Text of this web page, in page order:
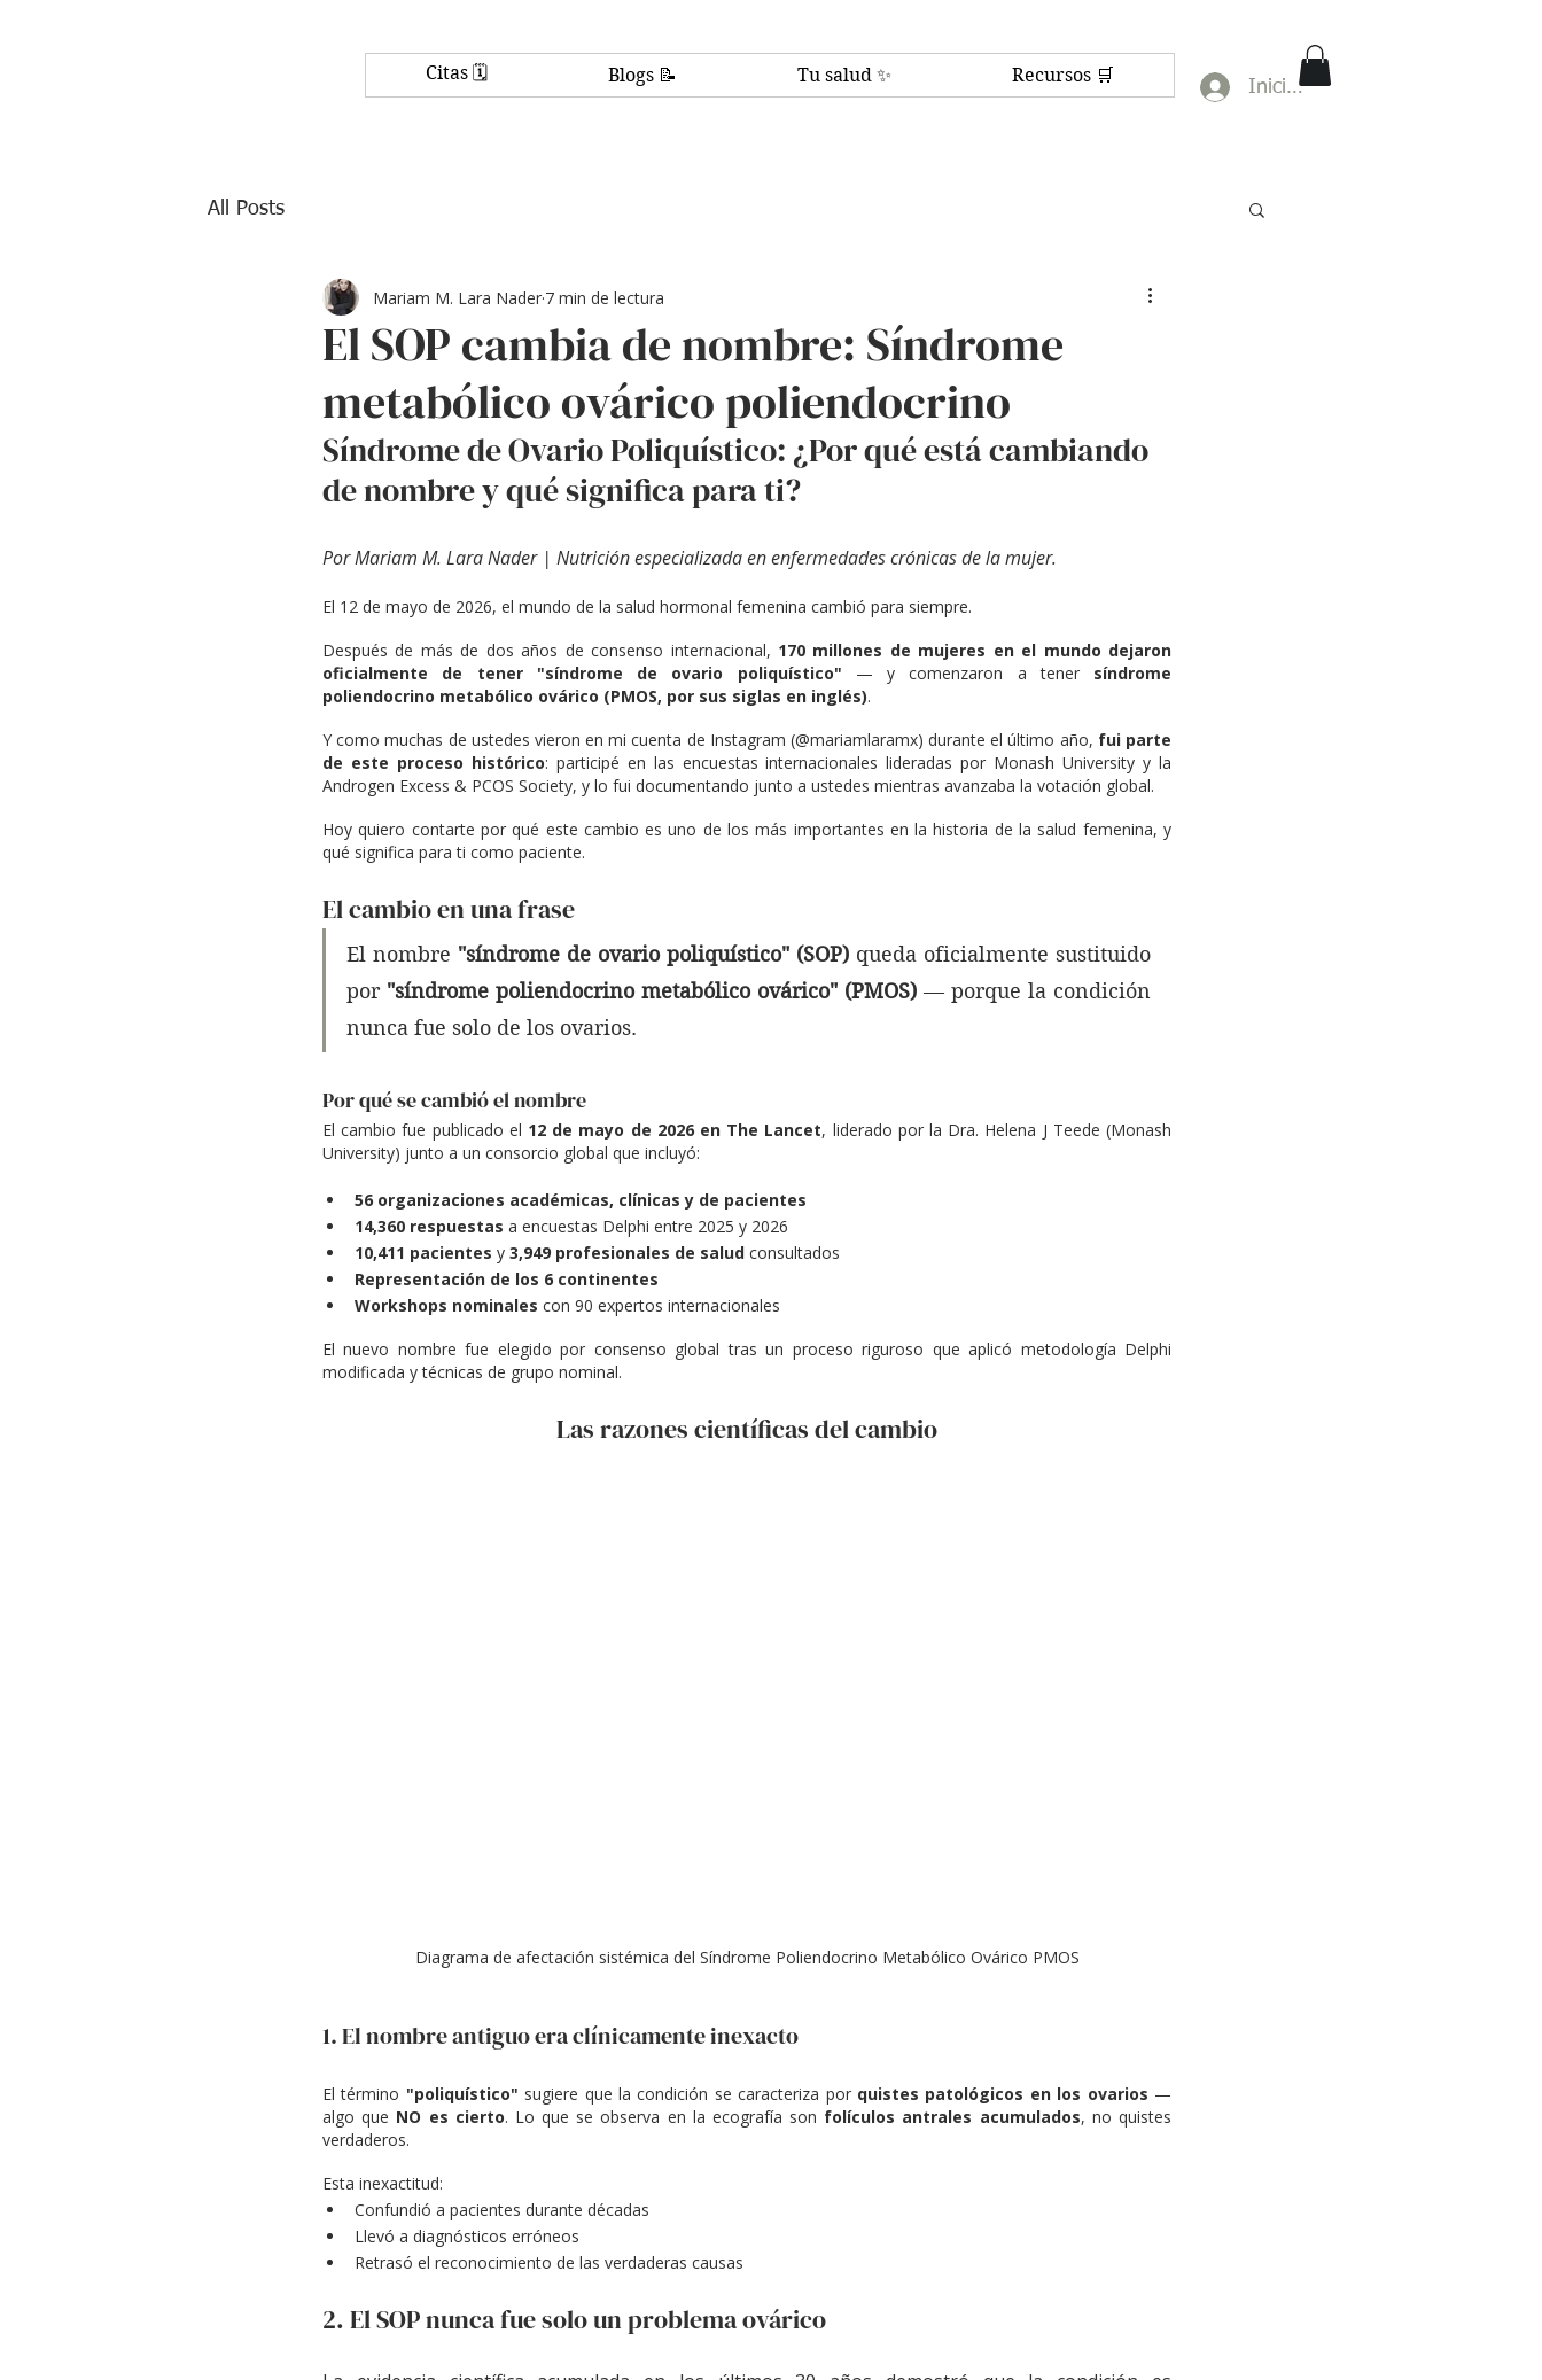
Citas 🗓️ Blogs 📝 Tu salud ✨ Recursos 🛒
Iniciar sesión
All Posts
El SOP cambia de nombre: Síndrome
metabólico ovárico poliendocrino
Mariam M. Lara Nader 7 min de lectura
Síndrome de Ovario Poliquístico: ¿Por qué está cambiando
de nombre y qué significa para ti?
Por Mariam M. Lara Nader | Nutrición especializada en enfermedades crónicas de la mujer.
El 12 de mayo de 2026, el mundo de la salud hormonal femenina cambió para siempre.
Después de más de dos años de consenso internacional, 170 millones de mujeres en el mundo dejaron
oficialmente de tener "síndrome de ovario poliquístico" — y comenzaron a tener síndrome
poliendocrino metabólico ovárico (PMOS, por sus siglas en inglés).
Y como muchas de ustedes vieron en mi cuenta de Instagram (@mariamlaramx) durante el último año, fui parte
de este proceso histórico: participé en las encuestas internacionales lideradas por Monash University y la
Androgen Excess & PCOS Society, y lo fui documentando junto a ustedes mientras avanzaba la votación global.
Hoy quiero contarte por qué este cambio es uno de los más importantes en la historia de la salud femenina, y
qué significa para ti como paciente.
El cambio en una frase
El nombre "síndrome de ovario poliquístico" (SOP) queda oficialmente sustituido
por "síndrome poliendocrino metabólico ovárico" (PMOS) — porque la condición
nunca fue solo de los ovarios.
Por qué se cambió el nombre
El cambio fue publicado el 12 de mayo de 2026 en The Lancet, liderado por la Dra. Helena J Teede (Monash
University) junto a un consorcio global que incluyó:
56 organizaciones académicas, clínicas y de pacientes
14,360 respuestas a encuestas Delphi entre 2025 y 2026
10,411 pacientes y 3,949 profesionales de salud consultados
Representación de los 6 continentes
Workshops nominales con 90 expertos internacionales
El nuevo nombre fue elegido por consenso global tras un proceso riguroso que aplicó metodología Delphi
modificada y técnicas de grupo nominal.
Las razones científicas del cambio
Diagrama de afectación sistémica del Síndrome Poliendocrino Metabólico Ovárico PMOS
1. El nombre antiguo era clínicamente inexacto
El término "poliquístico" sugiere que la condición se caracteriza por quistes patológicos en los ovarios —
algo que NO es cierto. Lo que se observa en la ecografía son folículos antrales acumulados, no quistes
verdaderos.
Esta inexactitud:
Confundió a pacientes durante décadas
Llevó a diagnósticos erróneos
Retrasó el reconocimiento de las verdaderas causas
2. El SOP nunca fue solo un problema ovárico